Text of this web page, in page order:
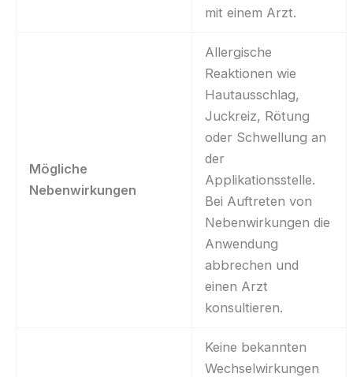
mit einem Arzt.
Mögliche
Nebenwirkungen
Allergische
Reaktionen wie
Hautausschlag,
Juckreiz, Rötung
oder Schwellung an
der
Applikationsstelle.
Bei Auftreten von
Nebenwirkungen die
Anwendung
abbrechen und
einen Arzt
konsultieren.
Keine bekannten
Wechselwirkungen